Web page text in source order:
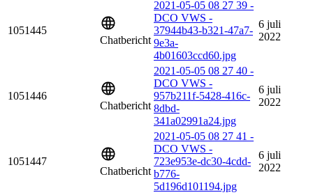
1051445
Chatbericht
2021-05-05 08 27 39 -
DCO VWS -
37944b43-b321-47a7-
9e3a-
4b01603ccd60.jpg
6 juli
2022
1051446
Chatbericht
2021-05-05 08 27 40 -
DCO VWS -
957b211f-5428-416c-
8dbd-
341a02991a24.jpg
6 juli
2022
1051447
Chatbericht
2021-05-05 08 27 41 -
DCO VWS -
723e953e-dc30-4cdd-
b776-
5d196d101194.jpg
6 juli
2022